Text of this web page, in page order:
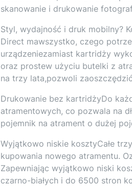
skanowanie i drukowanie
Styl, wydajność i druk mobilny?
Direct mawszystko, czego
urządzeniezamiast kartridży
oraz prostew użyciu butelki z
na trzy lata,pozwoli
Drukowanie bez kartridżyDo
atramentowych, co pozwala na
pojemnik na atrament o dużej
Wyjątkowo niskie kosztyCałe
kupowania nowego atramentu.
Zapewniając wyjątkowo niski
czarno-białych i do 6500 stron